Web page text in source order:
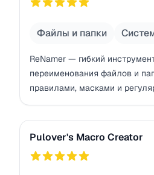
Файлы и папки
ReNamer — гибкий
переименования файлов и
правилами, масками и
Pulover's Macro Creator
Pulover's Macro Creator